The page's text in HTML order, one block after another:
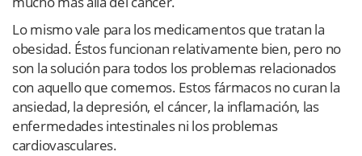
Lo mismo vale para los medicamentos que tratan la
obesidad. Éstos funcionan relativamente bien, pero no
son la solución para todos los problemas relacionados
con aquello que comemos. Estos fármacos no curan la
ansiedad, la depresión, el cáncer, la inflamación, las
enfermedades intestinales ni los problemas
cardiovasculares.